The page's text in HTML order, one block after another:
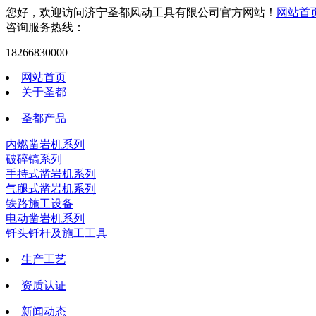
您好，欢迎访问济宁圣都风动工具有限公司官方网站！ 网站首
咨询服务热线：
18266830000
网站首页
关于圣都
圣都产品
内燃凿岩机系列
破碎镐系列
手持式凿岩机系列
气腿式凿岩机系列
铁路施工设备
电动凿岩机系列
钎头钎杆及施工工具
生产工艺
资质认证
新闻动态